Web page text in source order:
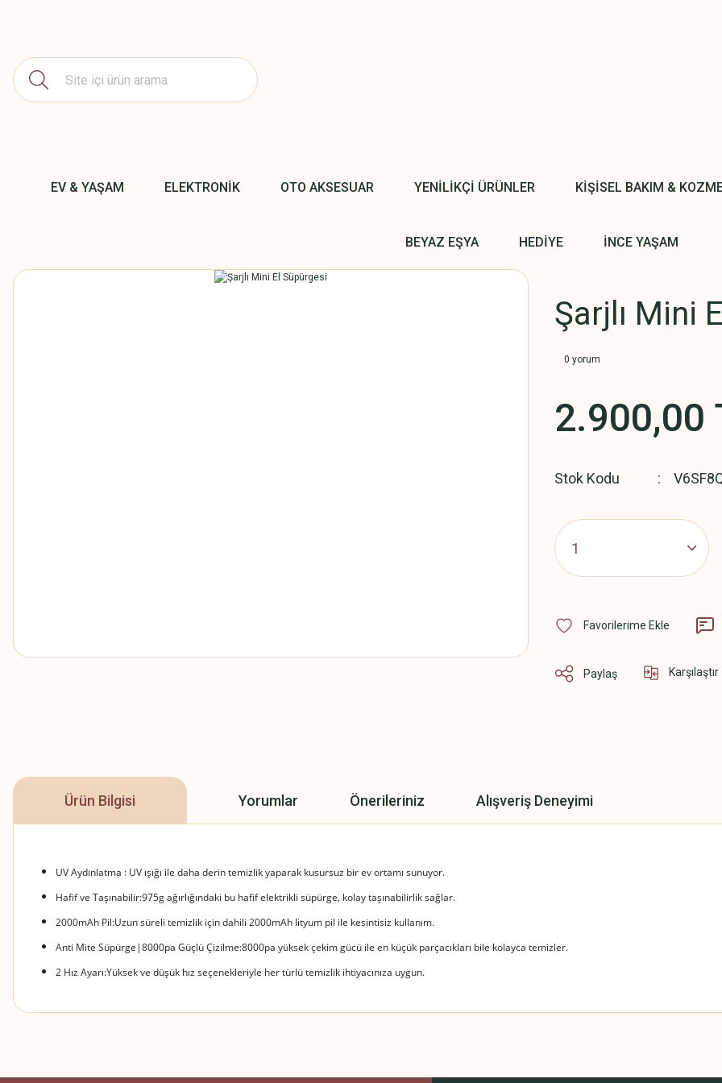
EV & YAŞAM ELEKTRONİK OTO AKSESUAR YENİLİKÇİ ÜRÜNLER KİŞİSEL BAKIM &
BEYAZ EŞYA HEDİYE İNCE YAŞAM
Şarjlı Mini
0 yorum
2.900,00
Stok Kodu
Paylaş Karşılaştır
Ürün Bilgisi Yorumlar Önerileriniz Alışveriş Deneyimi
UV Aydınlatma : UV ışığı ile daha derin temizlik yaparak kusursuz bir ev ortamı sunuyor.
Hafif ve Taşınabilir:975g ağırlığındaki bu hafif elektrikli süpürge, kolay taşınabilirlik sağlar.
2000mAh Pil:Uzun süreli temizlik için dahili 2000mAh lityum pil ile kesintisiz kullanım.
Anti Mite Süpürge|8000pa Güçlü Çizilme:8000pa yüksek çekim gücü ile en küçük parçacıkları bile kolayca temizler.
2 Hız Ayarı:Yüksek ve düşük hız seçenekleriyle her türlü temizlik ihtiyacınıza uygun.
Bu ürüne ilk yorumu siz yapın!